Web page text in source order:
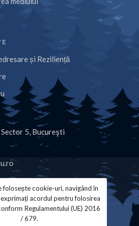
și Reziliență
5, Bucureşti
folosește cookie-uri, navigând în
acordul pentru folosirea
Regulamentului (UE) 2016
/ 679.